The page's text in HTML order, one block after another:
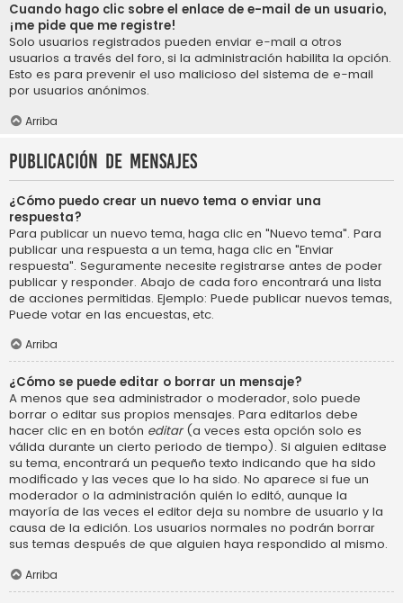
Cuando hago clic sobre el enlace de e-mail de un usuario,
¡me pide que me registre!
Solo usuarios registrados pueden enviar e-mail a otros
usuarios a través del foro, si la administración habilita la opción.
Esto es para prevenir el uso malicioso del sistema de e-mail
por usuarios anónimos.
Arriba
Publicación de mensajes
¿Cómo puedo crear un nuevo tema o enviar una
respuesta?
Para publicar un nuevo tema, haga clic en "Nuevo tema". Para
publicar una respuesta a un tema, haga clic en "Enviar
respuesta". Seguramente necesite registrarse antes de poder
publicar y responder. Abajo de cada foro encontrará una lista
de acciones permitidas. Ejemplo: Puede publicar nuevos temas,
Puede votar en las encuestas, etc.
Arriba
¿Cómo se puede editar o borrar un mensaje?
A menos que sea administrador o moderador, solo puede
borrar o editar sus propios mensajes. Para editarlos debe
hacer clic en en botón editar(a veces esta opción solo es
válida durante un cierto periodo de tiempo). Si alguien editase
su tema, encontrará un pequeño texto indicando que ha sido
modificado y las veces que lo ha sido. No aparece si fue un
moderador o la administración quién lo editó, aunque la
mayoría de las veces el editor deja su nombre de usuario y la
causa de la edición. Los usuarios normales no podrán borrar
sus temas después de que alguien haya respondido al mismo.
Arriba